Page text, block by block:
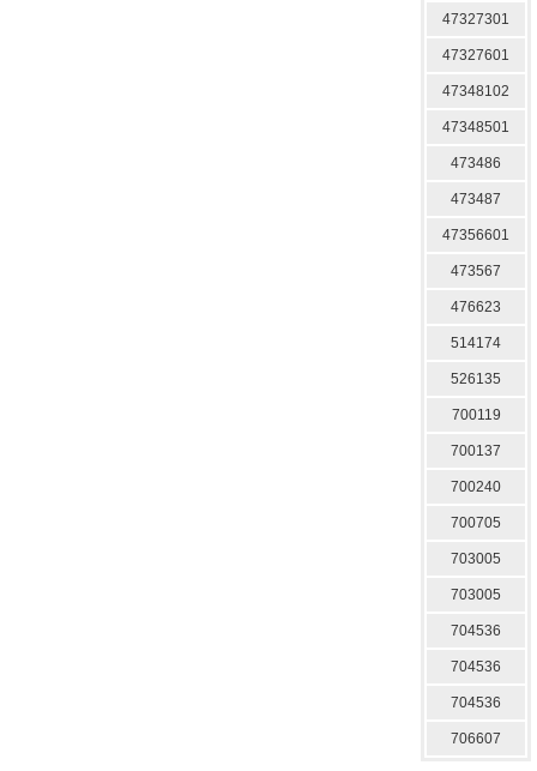
47327301
47327601
47348102
47348501
473486
473487
47356601
473567
476623
514174
526135
700119
700137
700240
700705
703005
703005
704536
704536
704536
706607